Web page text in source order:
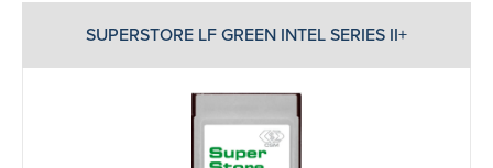
SUPERSTORE LF GREEN INTEL SERIES II+